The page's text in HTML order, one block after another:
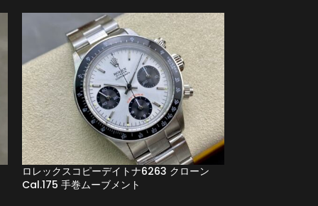
ロレックスコピーデイトナ6263 クローン
Cal.175 手巻ムーブメント